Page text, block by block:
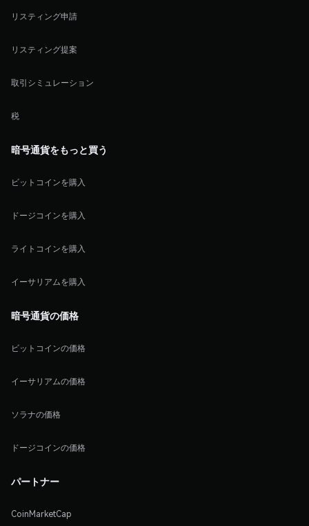
リスティング申請
リスティング提案
取引シミュレーション
税
暗号通貨をもっと買う
ビットコインを購入
ドージコインを購入
ライトコインを購入
イーサリアムを購入
暗号通貨の価格
ビットコインの価格
イーサリアムの価格
ソラナの価格
ドージコインの価格
パートナー
CoinMarketCap